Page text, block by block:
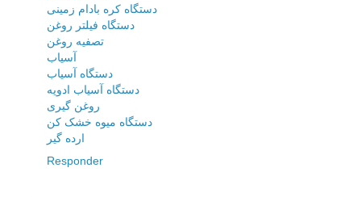
دستگاه کره بادام زمینی
دستگاه فیلتر روغن
تصفیه روغن
آسیاب
دستگاه آسیاب
دستگاه آسیاب ادویه
روغن گیری
دستگاه میوه خشک کن
ارده گیر
Responder